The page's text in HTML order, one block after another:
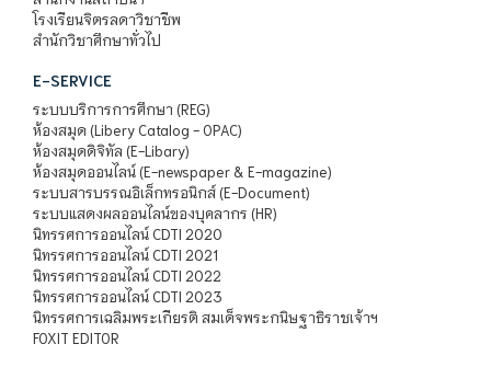
โรงเรียนจิตรลดาวิชาชีพ
สำนักวิชาศึกษาทั่วไป
E-SERVICE
ระบบบริการการศึกษา (REG)
ห้องสมุด (Libery Catalog - OPAC)
ห้องสมุดดิจิทัล (E-Libary)
ห้องสมุดออนไลน์ (E-newspaper & E-magazine)
ระบบสารบรรณอิเล็กทรอนิกส์ (E-Document)
ระบบแสดงผลออนไลน์ของบุคลากร (HR)
นิทรรศการออนไลน์ CDTI 2020
นิทรรศการออนไลน์ CDTI 2021
นิทรรศการออนไลน์ CDTI 2022
นิทรรศการออนไลน์ CDTI 2023
นิทรรศการเฉลิมพระเกียรติ สมเด็จพระกนิษฐาธิราชเจ้าฯ
FOXIT EDITOR